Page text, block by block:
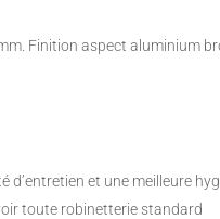
Finition aspect aluminium
d’entretien et une meilleure
toute robinetterie standard